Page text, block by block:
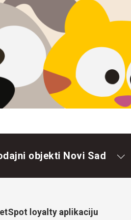
objekti Novi Sad
loyalty aplikaciju